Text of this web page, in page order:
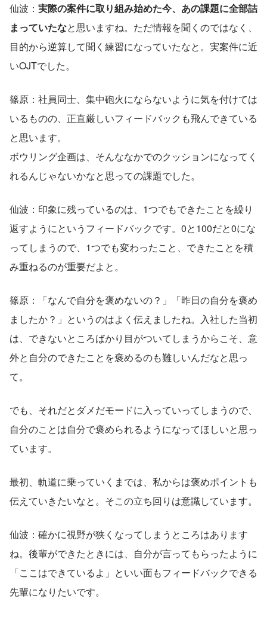
仙波： 実際の案件に取り組み始めた今、あの課題に全部詰
まっていたなと思いますね。ただ情報を聞くのではなく、
目的から逆算して聞く練習になっていたなと。実案件に近
いOJTでした。
篠原：社員同士、集中砲火にならないように気を付けては
いるものの、正直厳しいフィードバックも飛んできている
と思います。
ボウリング企画は、そんななかでのクッションになってく
れるんじゃないかなと思っての課題でした。
仙波：印象に残っているのは、1つでもできたことを繰り
返すようにというフィードバックです。0と100だと0にな
ってしまうので、1つでも変わったこと、できたことを積
み重ねるのが重要だよと。
篠原：「なんで自分を褒めないの？」「昨日の自分を褒め
ましたか？」というのはよく伝えましたね。入社した当初
は、できないところばかり目がついてしまうからこそ、意
外と自分のできたことを褒めるのも難しいんだなと思っ
て。
でも、それだとダメだモードに入っていってしまうので、
自分のことは自分で褒められるようになってほしいと思っ
ています。
最初、軌道に乗っていくまでは、私からは褒めポイントも
伝えていきたいなと。そこの立ち回りは意識しています。
仙波：確かに視野が狭くなってしまうところはあります
ね。後輩ができたときには、自分が言ってもらったように
「ここはできているよ」といい面もフィードバックできる
先輩になりたいです。